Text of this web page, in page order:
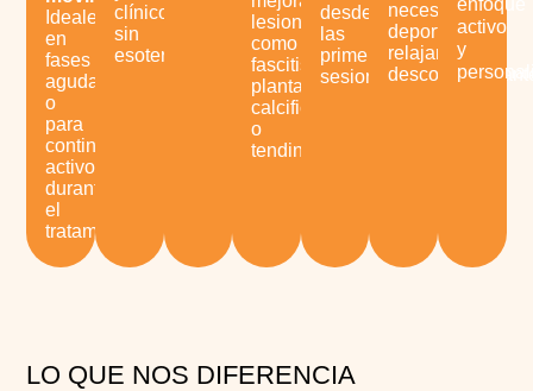
Ideales
en
fases
agudas
o
para
continuar
activo/a
durante
el
tratamiento.
clínico,
sin
esoterismos.
lesiones
como
fascitis
plantar,
calcificaciones
o
tendinitis.
desde
las
primeras
sesiones.
necesidades:
deportivo,
relajante,
enfoque
activo
y
LO QUE NOS DIFERENCIA